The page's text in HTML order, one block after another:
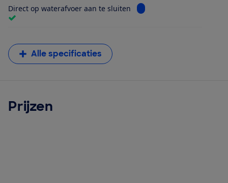
Direct op waterafvoer aan te sluiten Bekijk informatie voor
Alle specificaties
Prijzen